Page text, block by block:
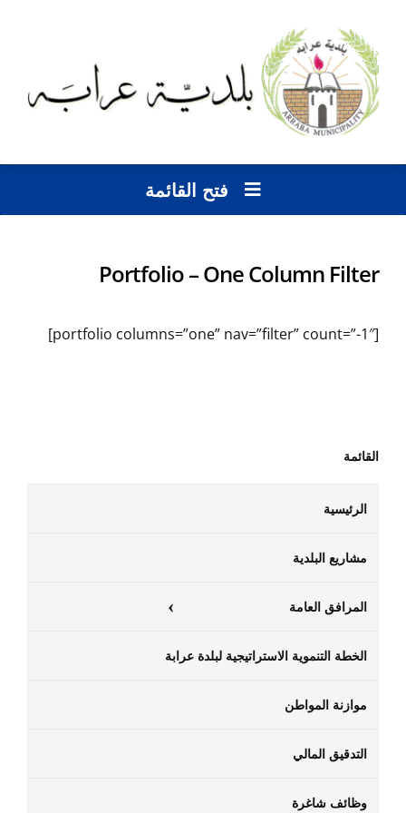
فتح القائمة
القائمة
الرئيسية
مشاريع البلدية
المرافق العامة
الخطة التنموية الاستراتيجية لبلدة عرابة
موازنة المواطن
التدقيق المالي
وظائف شاغرة
Portfolio – One Column Filter
[portfolio columns=”one” nav=”filter” count=”-1″]